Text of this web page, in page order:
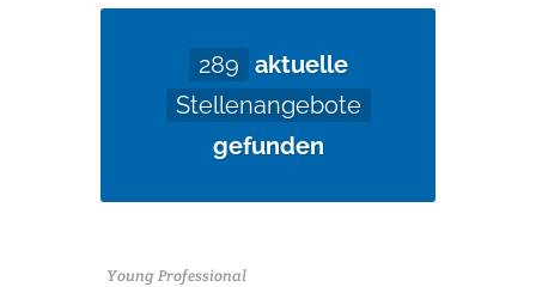
289 aktuelle
Stellenangebote
gefunden
Young Professional